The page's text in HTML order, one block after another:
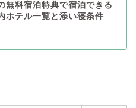
無料宿泊特典で宿泊できる
ホテル一覧と添い寝条件